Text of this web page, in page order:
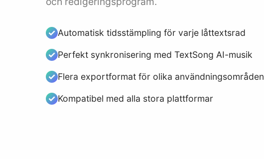
Automatisk tidsstämpling för varje låttextsrad
Perfekt synkronisering med TextSong AI-musik
Flera exportformat för olika användningsområden
Kompatibel med alla stora plattformar